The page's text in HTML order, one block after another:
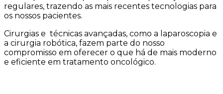
regulares, trazendo as mais recentes tecnologias para
os nossos pacientes.
Cirurgias e técnicas avançadas, como a laparoscopia e
a cirurgia robótica, fazem parte do nosso
compromisso em oferecer o que há de mais moderno
e eficiente em tratamento oncológico.